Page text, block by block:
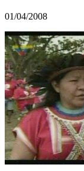
01/04/2008